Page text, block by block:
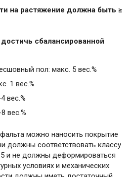
на растяжение должна быть ≥
сбалансированной
пол: макс. 5 вес.%
1 вес.%
вес.%
вес.%
можно наносить покрытие
должны соответствовать классу
и не должны деформироваться
условиях и механических